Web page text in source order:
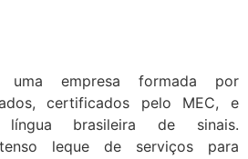
empresa formada por
certificados pelo MEC, e
língua brasileira de sinais.
leque de serviços para